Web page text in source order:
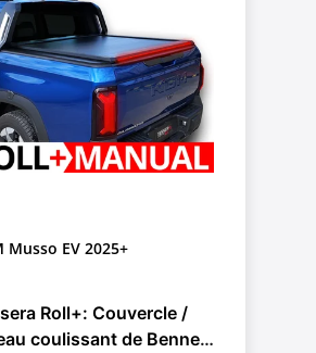
Musso EV 2025+
Roll+: Couvercle /
coulissant de Benne